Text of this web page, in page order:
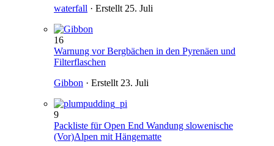
waterfall · Erstellt 25. Juli
16
Warnung vor Bergbächen in den Pyrenäen und
Filterflaschen
Gibbon · Erstellt 23. Juli
9
Packliste für Open End Wandung slowenische
(Vor)Alpen mit Hängematte